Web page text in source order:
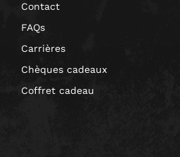
Contact
FAQs
Carrières
Chèques cadeaux
Coffret cadeau